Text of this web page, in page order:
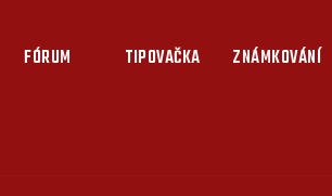
FÓRUM TIPOVAČKA ZNÁMKOVÁNÍ